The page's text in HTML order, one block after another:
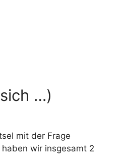
…)
mit der Frage
wir insgesamt 2